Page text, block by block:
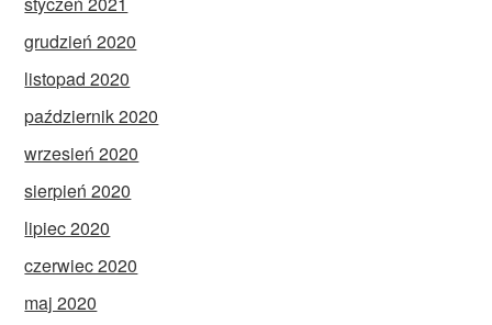
grudzień 2020
listopad 2020
październik 2020
wrzesień 2020
sierpień 2020
lipiec 2020
czerwiec 2020
maj 2020